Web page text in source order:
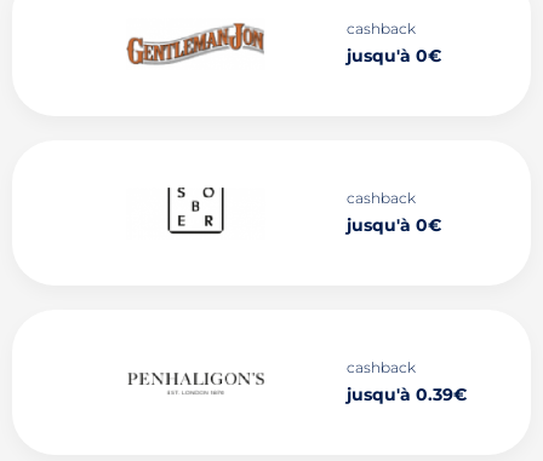
cashback
jusqu'à 0€
cashback
jusqu'à 0€
cashback
jusqu'à 0.39€